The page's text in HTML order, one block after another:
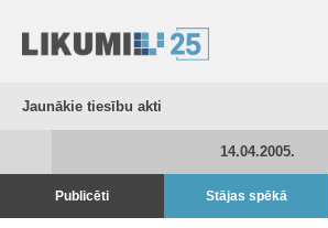
Jaunākie tiesību akti
14.04.2005.
Publicēti Stājas spēkā